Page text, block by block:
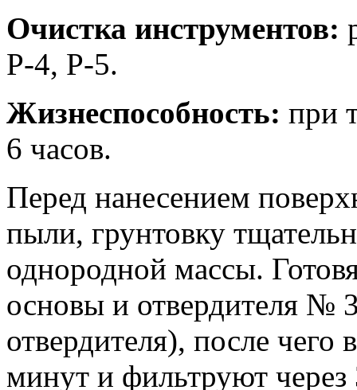
Очистка инструментов:
Р-4, Р-5.
Жизнеспособность: при
6 часов.
Перед нанесением
пыли, грунтовку
однородной массы.
основы и отвердителя №
отвердителя), после
минут и фильтруют